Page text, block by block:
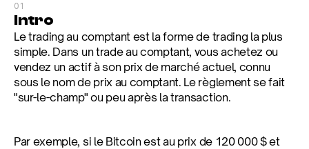
01
Intro
Le trading au comptant est la forme de trading la plus
simple. Dans un trade au comptant, vous achetez ou
vendez un actif à son prix de marché actuel, connu
sous le nom de prix au comptant. Le règlement se fait
"sur-le-champ" ou peu après la transaction.
Par exemple, si le Bitcoin est au prix de 120 000 $ et